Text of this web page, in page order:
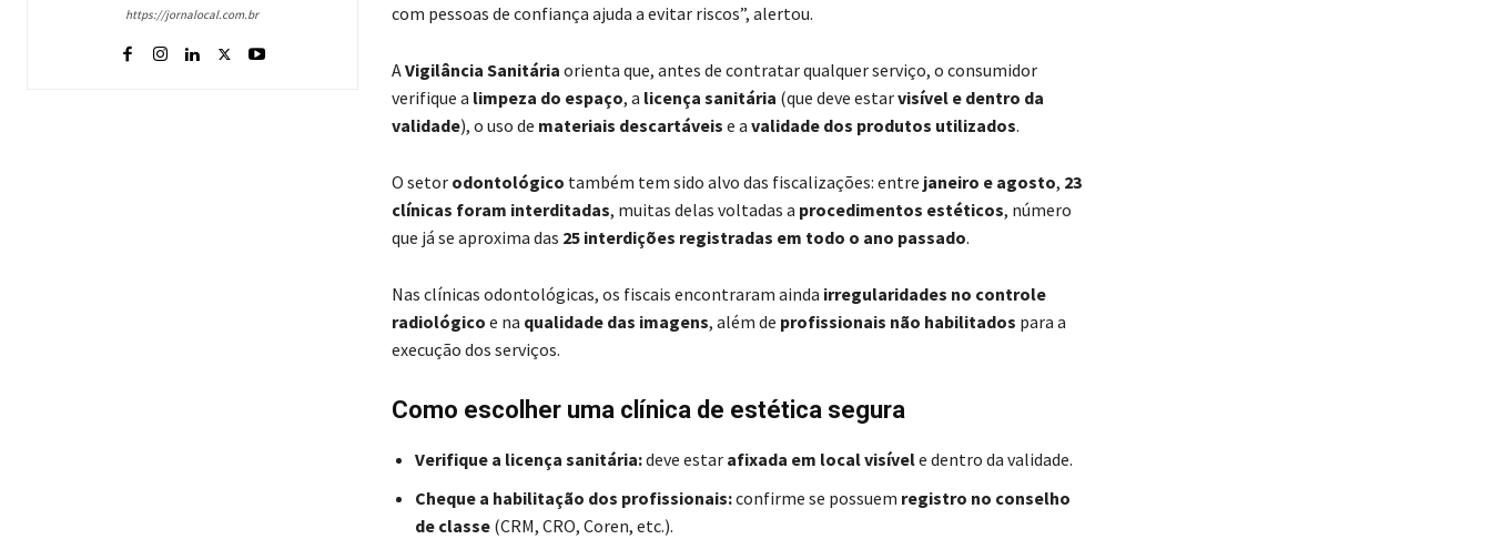
https://jornalocal.com.br
com pessoas de confiança ajuda a evitar riscos”, alertou.
AVigilância Sanitária orienta que, antes de contratar qualquer serviço, o consumidor
verifique a limpeza do espaço, a licença sanitária (que deve estarvisível e dentro da
validade), o uso de materiais descartáveis e a validade dos produtos utilizados.
O setor odontológico também tem sido alvo das fiscalizações: entre janeiro e agosto, 23
clínicas foram interditadas, muitas delas voltadas a procedimentos estéticos, número
que já se aproxima das 25 interdições registradas em todo o ano passado.
Nas clínicas odontológicas, os fiscais encontraram ainda irregularidades no controle
radiológico e na qualidade das imagens, além de profissionais não habilitados para a
execução dos serviços.
Como escolher uma clínica de estética segura
Verifique a licença sanitária:deve estar afixada em local visívele dentro da validade.
Cheque a habilitação dos profissionais:confirme se possuem registro no conselho
de classe(CRM, CRO, Coren, etc.).